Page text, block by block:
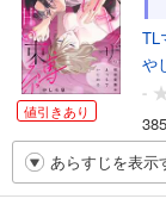
値引きあり
TL
や
-
あらすじを表示